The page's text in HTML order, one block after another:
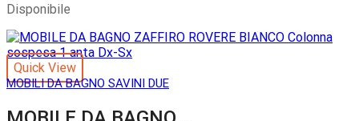
Disponibile
Quick View
MOBILI DA BAGNO SAVINI DUE